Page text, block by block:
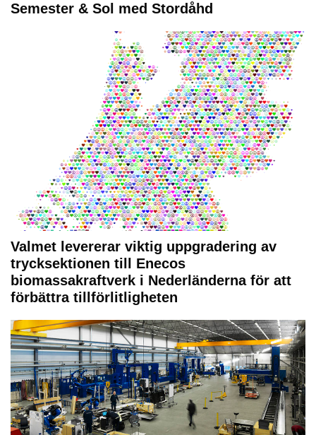
Semester & Sol med Stordåhd
Valmet levererar viktig uppgradering av
trycksektionen till Enecos
biomassakraftverk i Nederländerna för att
förbättra tillförlitligheten